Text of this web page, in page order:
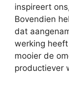
inspireert
Bovendien
dat
werking
mooier de
productiever